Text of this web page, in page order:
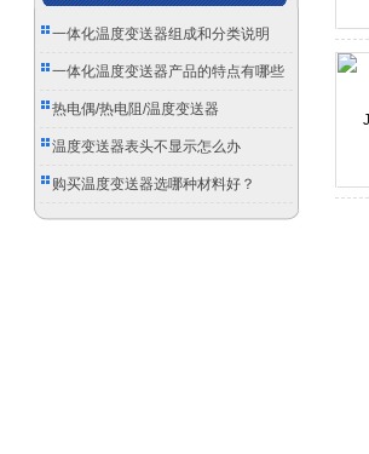
一体化温度变送器组成和分类说明
一体化温度变送器产品的特点有哪些
热电偶/热电阻/温度变送器
温度变送器表头不显示怎么办
购买温度变送器选哪种材料好？